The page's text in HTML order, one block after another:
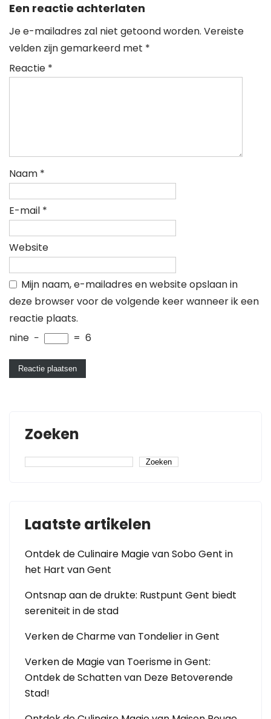
Een reactie achterlaten
Je e-mailadres zal niet getoond worden. Vereiste
velden zijn gemarkeerd met *
Reactie *
Naam *
E-mail *
Website
Mijn naam, e-mailadres en website opslaan in
deze browser voor de volgende keer wanneer ik een
reactie plaats.
nine − = 6
Zoeken
Zoeken
Laatste artikelen
Ontdek de Culinaire Magie van Sobo Gent in
het Hart van Gent
Ontsnap aan de drukte: Rustpunt Gent biedt
sereniteit in de stad
Verken de Charme van Tondelier in Gent
Verken de Magie van Toerisme in Gent:
Ontdek de Schatten van Deze Betoverende
Stad!